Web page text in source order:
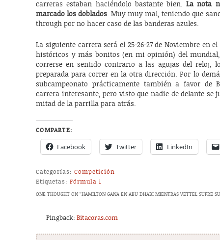
carreras estaban haciéndolo bastante bien.La nota
marcado los doblados. Muy muy mal, teniendo que
through por no hacer caso de las banderas azules.
La siguiente carrera será el 25-26-27 de Noviembre en
históricos y más bonitos (en mi opinión) del
correrse en sentido contrario a las agujas del reloj,
preparada para correr en la otra dirección. Por lo
subcampeonato prácticamente también a favor de
carrera interesante, pero visto que nadie de delante se
mitad de la parrilla para atrás.
COMPARTE:
Facebook Twitter LinkedIn
Categorías: Competición
Etiquetas: Fórmula 1
ONE THOUGHT ON “HAMILTON GANA EN ABU DHABI MIENTRAS VETTEL SUFRE
Pingback:Bitacoras.com